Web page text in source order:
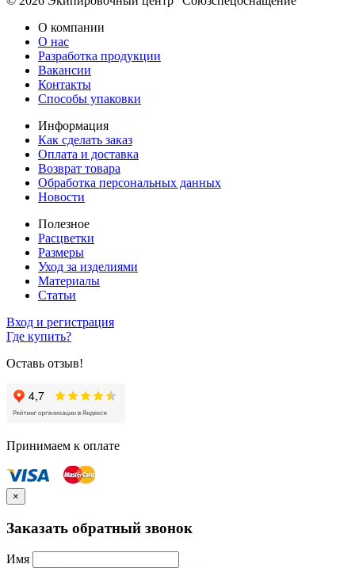
О компании
О нас
Разработка продукции
Вакансии
Контакты
Способы упаковки
Информация
Как сделать заказ
Оплата и доставка
Возврат товара
Обработка персональных данных
Новости
Полезное
Расцветки
Размеры
Уход за изделиями
Материалы
Статьи
Вход и регистрация
Где купить?
Оставь отзыв!
Принимаем к оплате
×
Заказать обратный звонок
Имя